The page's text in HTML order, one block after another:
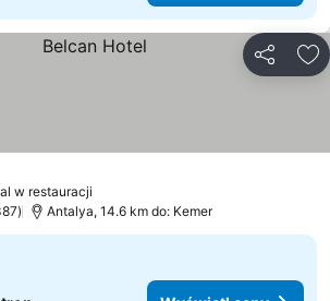
w restauracji
ceny
Antalya, 14.6 km do: Kemer